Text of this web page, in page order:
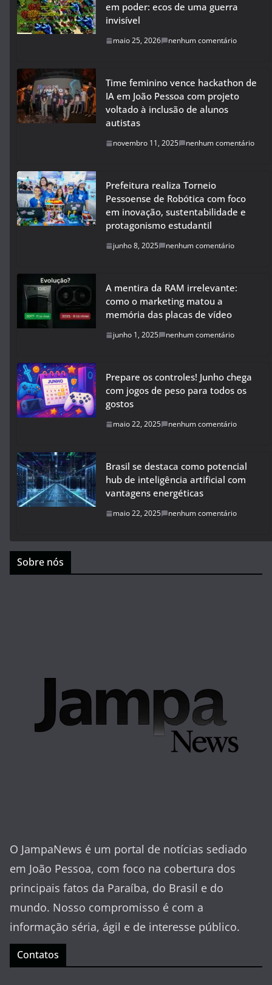
em poder: ecos de uma guerra
invisível
maio 25, 2026 nenhum comentário
Time feminino vence hackathon de
IA em João Pessoa com projeto
voltado à inclusão de alunos
autistas
novembro 11, 2025 nenhum comentário
Prefeitura realiza Torneio
Pessoense de Robótica com foco
em inovação, sustentabilidade e
protagonismo estudantil
junho 8, 2025 nenhum comentário
A mentira da RAM irrelevante:
como o marketing matou a
memória das placas de vídeo
junho 1, 2025 nenhum comentário
Prepare os controles! Junho chega
com jogos de peso para todos os
gostos
maio 22, 2025 nenhum comentário
Brasil se destaca como potencial
hub de inteligência artificial com
vantagens energéticas
maio 22, 2025 nenhum comentário
Sobre nós
O JampaNews é um portal de notícias sediado
em João Pessoa, com foco na cobertura dos
principais fatos da Paraíba, do Brasil e do
mundo. Nosso compromisso é com a
informação séria, ágil e de interesse público.
Contatos